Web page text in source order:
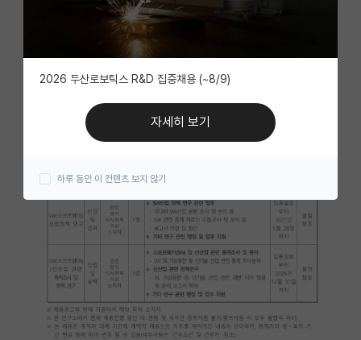
IF 명예의전당
자유 게시판(아무개랩)
미국 유학 게시판
미국 대학원 합격 후기 게시판
대학원 합격 후기 게시판
연구실(PI) 홍보 게시판
석박사 채용 정보 게시판
임용 정보 게시판
학부 인턴 게시판
2026 두산로보틱스 R&D 집중채용 (~8/9)
자세히 보기
하루 동안 이 컨텐츠 보지 않기